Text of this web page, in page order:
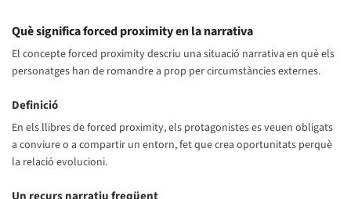
Què significa forced proximity en la narrativa
El concepte forced proximity descriu una situació narrativa en què els
personatges han de romandre a prop per circumstàncies externes.
Definició
En els llibres de forced proximity, els protagonistes es veuen obligats
a conviure o a compartir un entorn, fet que crea oportunitats perquè
la relació evolucioni.